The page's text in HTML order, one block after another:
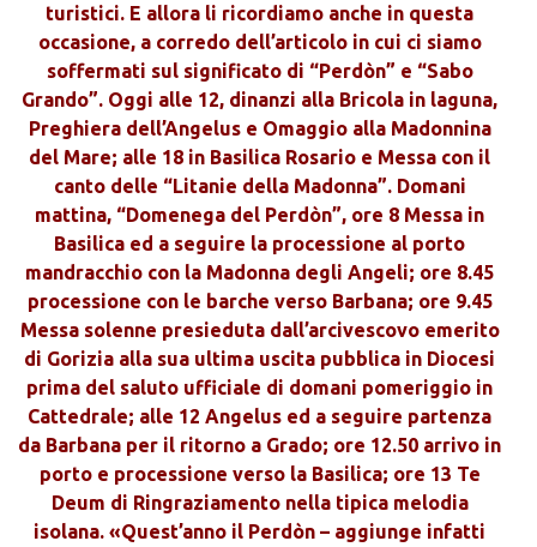
turistici. E allora li ricordiamo anche in questa
occasione, a corredo dell’articolo in cui ci siamo
soffermati sul significato di “Perdòn” e “Sabo
Grando”. Oggi alle 12, dinanzi alla Bricola in laguna,
Preghiera dell’Angelus e Omaggio alla Madonnina
del Mare; alle 18 in Basilica Rosario e Messa con il
canto delle “Litanie della Madonna”. Domani
mattina, “Domenega del Perdòn”, ore 8 Messa in
Basilica ed a seguire la processione al porto
mandracchio con la Madonna degli Angeli; ore 8.45
processione con le barche verso Barbana; ore 9.45
Messa solenne presieduta dall’arcivescovo emerito
di Gorizia alla sua ultima uscita pubblica in Diocesi
prima del saluto ufficiale di domani pomeriggio in
Cattedrale; alle 12 Angelus ed a seguire partenza
da Barbana per il ritorno a Grado; ore 12.50 arrivo in
porto e processione verso la Basilica; ore 13 Te
Deum di Ringraziamento nella tipica melodia
isolana. «Quest’anno il Perdòn – aggiunge infatti